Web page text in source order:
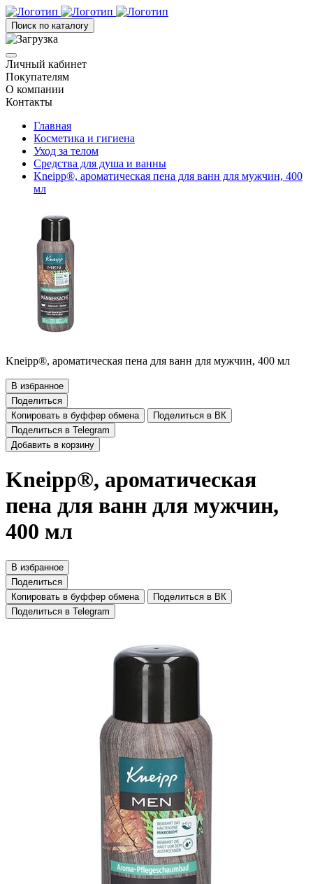
Поиск по каталогу
Личный кабинет
Покупателям
О компании
Контакты
Главная
Косметика и гигиена
Уход за телом
Средства для душа и ванны
Kneipp®, ароматическая пена для ванн для мужчин, 400
мл
Kneipp®, ароматическая пена для ванн для мужчин, 400 мл
В избранное
Поделиться
Копировать в буффер обмена
Поделиться в ВК
Поделиться в Telegram
Добавить в корзину
Kneipp®, ароматическая
пена для ванн для мужчин,
400 мл
В избранное
Поделиться
Копировать в буффер обмена
Поделиться в ВК
Поделиться в Telegram